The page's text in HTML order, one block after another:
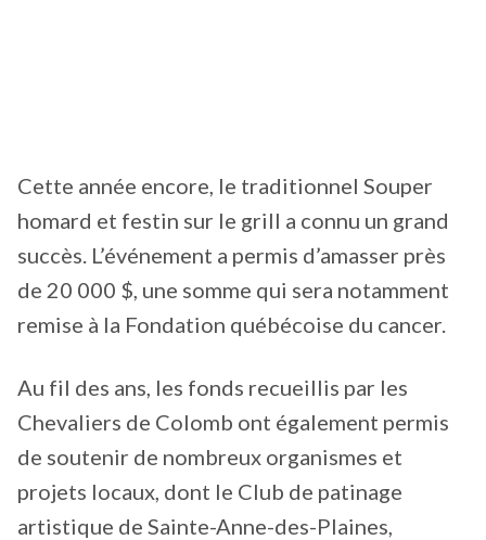
Cette année encore, le traditionnel Souper
homard et festin sur le grill a connu un grand
succès. L’événement a permis d’amasser près
de 20 000 $, une somme qui sera notamment
remise à la Fondation québécoise du cancer.
Au fil des ans, les fonds recueillis par les
Chevaliers de Colomb ont également permis
de soutenir de nombreux organismes et
projets locaux, dont le Club de patinage
artistique de Sainte-Anne-des-Plaines,